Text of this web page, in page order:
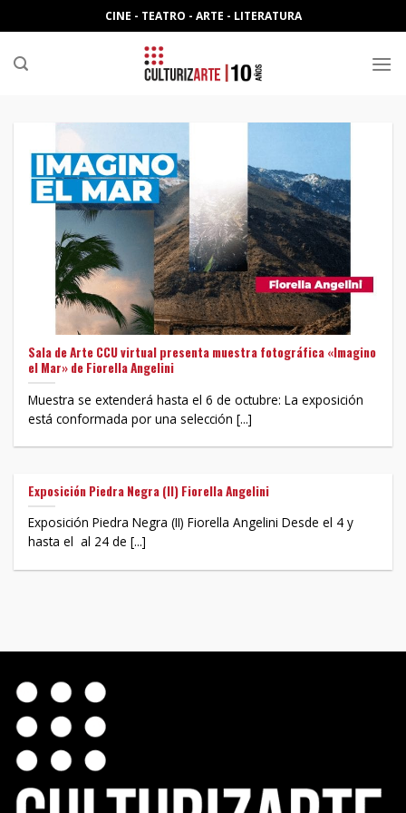
to
content
CINE - TEATRO - ARTE - LITERATURA
Sala de Arte CCU virtual presenta muestra fotográfica «Imagino
el Mar» de Fiorella Angelini
Muestra se extenderá hasta el 6 de octubre: La exposición
está conformada por una selección [...]
Exposición Piedra Negra (II) Fiorella Angelini
Exposición Piedra Negra (II) Fiorella Angelini Desde el 4 y
hasta el al 24 de [...]